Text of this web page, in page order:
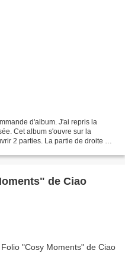
d'album. J'ai repris la
Cet album s'ouvre sur la
2 parties. La partie de droite est
de Ciao